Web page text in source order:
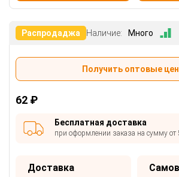
Распродаджа Наличие: Много
Получить
62 ₽
Бесплатная доставка
при оформлении заказа на сумму от
Доставка